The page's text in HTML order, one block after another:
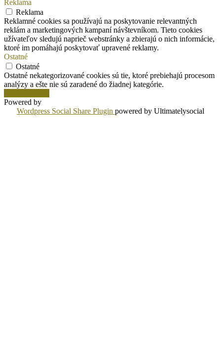
Reklama
Reklama
Reklamné cookies sa používajú na poskytovanie relevantných
reklám a marketingových kampaní návštevníkom. Tieto cookies
užívateľov sledujú naprieč webstránky a zbierajú o nich informácie,
ktoré im pomáhajú poskytovať upravené reklamy.
Ostatné
Ostatné
Ostatné nekategorizované cookies sú tie, ktoré prebiehajú procesom
analýzy a ešte nie sú zaradené do žiadnej kategórie.
Powered by
Wordpress Social Share Plugin powered by Ultimatelysocial